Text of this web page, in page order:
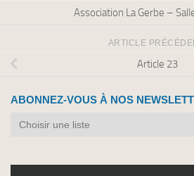
Association La Gerbe –
ARTICLE
Article 23
ABONNEZ-VOUS À NOS
Abonnez-